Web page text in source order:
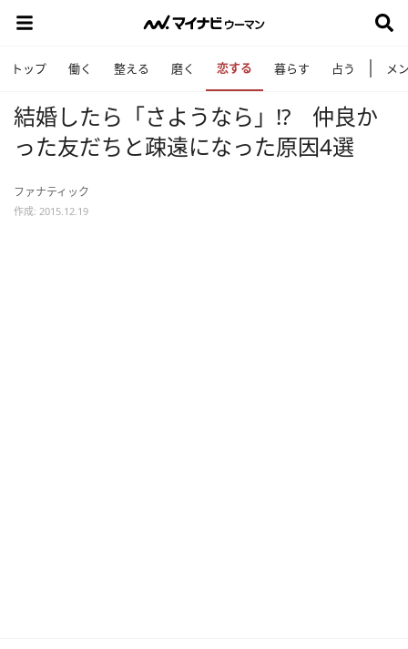
トップ 働く 整える 磨く 恋する 暮らす 占う メ
結婚したら「さようなら」!? 仲良か
った友だちと疎遠になった原因4選
ファナティック
作成: 2015.12.19